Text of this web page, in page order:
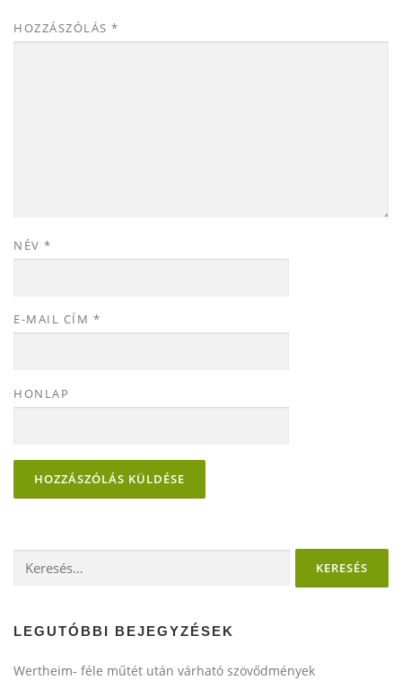
HOZZÁSZÓLÁS *
NÉV *
E-MAIL CÍM *
HONLAP
LEGUTÓBBI BEJEGYZÉSEK
Wertheim- féle műtét után várható szövődmények